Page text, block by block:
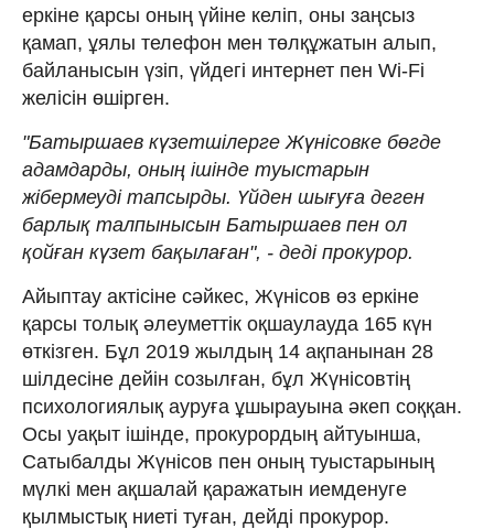
еркіне қарсы оның үйіне келіп, оны заңсыз
қамап, ұялы телефон мен төлқұжатын алып,
байланысын үзіп, үйдегі интернет пен Wi-Fi
желісін өшірген.
"Батыршаев күзетшілерге Жүнісовке бөгде
адамдарды, оның ішінде туыстарын
жібермеуді тапсырды. Үйден шығуға деген
барлық талпынысын Батыршаев пен ол
қойған күзет бақылаған", - деді прокурор.
Айыптау актісіне сәйкес, Жүнісов өз еркіне
қарсы толық әлеуметтік оқшаулауда 165 күн
өткізген. Бұл 2019 жылдың 14 ақпанынан 28
шілдесіне дейін созылған, бұл Жүнісовтің
психологиялық ауруға ұшырауына әкеп соққан.
Осы уақыт ішінде, прокурордың айтуынша,
Сатыбалды Жүнісов пен оның туыстарының
мүлкі мен ақшалай қаражатын иемденуге
қылмыстық ниеті туған, дейді прокурор.